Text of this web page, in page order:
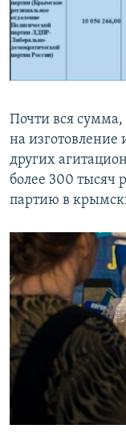
Почти вся сумма,
на изготовление
других
более 300 тысяч
партию в